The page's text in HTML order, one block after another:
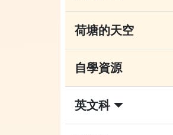
荷塘的天空
自學資源
英文科